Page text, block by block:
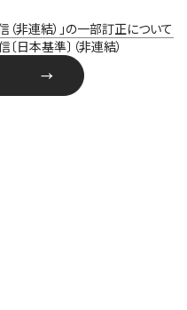
（非連結）」の一部訂正について
本基準〕（非連結）